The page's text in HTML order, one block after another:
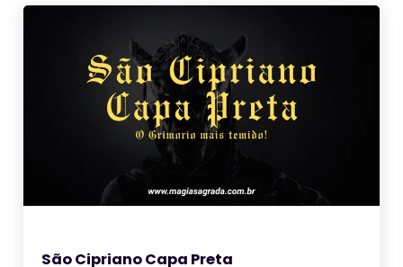
São Cipriano Capa Preta